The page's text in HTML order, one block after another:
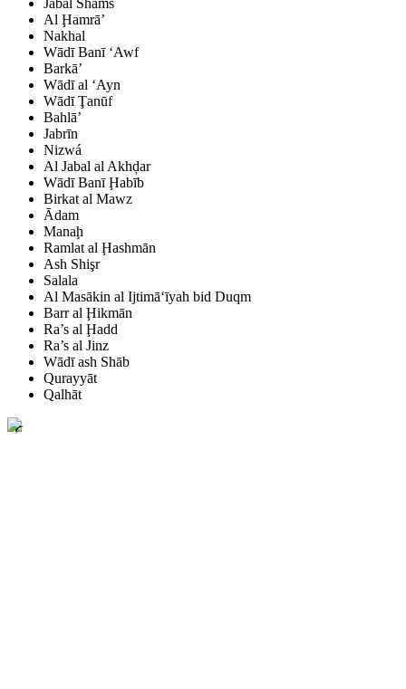
Al Ḩamrā’
Nakhal
Wādī Banī ‘Awf
Barkā’
Wādī al ‘Ayn
Wādī Ţanūf
Bahlā’
Jabrīn
Nizwá
Al Jabal al Akhḑar
Wādī Banī Ḩabīb
Birkat al Mawz
Ādam
Manaḩ
Ramlat al Ḩashmān
Ash Shişr
Salala
Al Masākin al Ijtimā‘īyah bid Duqm
Barr al Ḩikmān
Ra’s al Ḩadd
Ra’s al Jinz
Wādī ash Shāb
Qurayyāt
Qalhāt